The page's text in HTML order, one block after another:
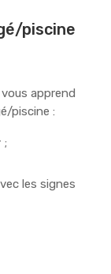
piscine
apprend
piscine :
;
les signes